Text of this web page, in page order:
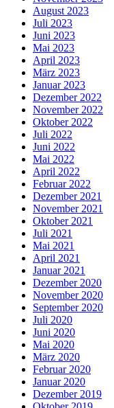
August 2023
Juli 2023
Juni 2023
Mai 2023
April 2023
März 2023
Januar 2023
Dezember 2022
November 2022
Oktober 2022
Juli 2022
Juni 2022
Mai 2022
April 2022
Februar 2022
Dezember 2021
November 2021
Oktober 2021
Juli 2021
Mai 2021
April 2021
Januar 2021
Dezember 2020
November 2020
September 2020
Juli 2020
Juni 2020
Mai 2020
März 2020
Februar 2020
Januar 2020
Dezember 2019